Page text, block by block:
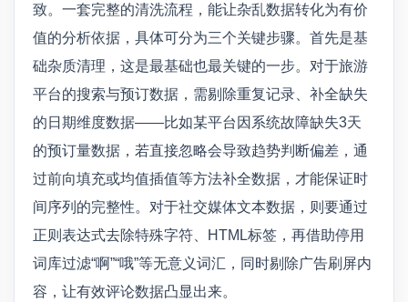
致。一套完整的清洗流程，能让杂乱数据转化为有价
值的分析依据，具体可分为三个关键步骤。首先是基
础杂质清理，这是最基础也最关键的一步。对于旅游
平台的搜索与预订数据，需剔除重复记录、补全缺失
的日期维度数据——比如某平台因系统故障缺失3天
的预订量数据，若直接忽略会导致趋势判断偏差，通
过前向填充或均值插值等方法补全数据，才能保证时
间序列的完整性。对于社交媒体文本数据，则要通过
正则表达式去除特殊字符、HTML标签，再借助停用
词库过滤“啊”“哦”等无意义词汇，同时剔除广告刷屏内
容，让有效评论数据凸显出来。